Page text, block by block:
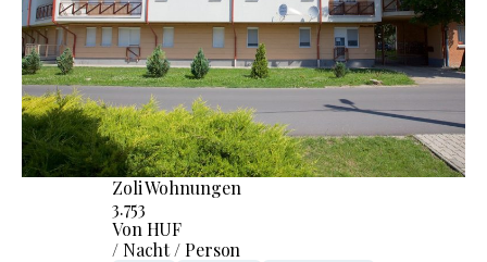
Zoli Wohnungen
3.753
Von HUF
/ Nacht / Person